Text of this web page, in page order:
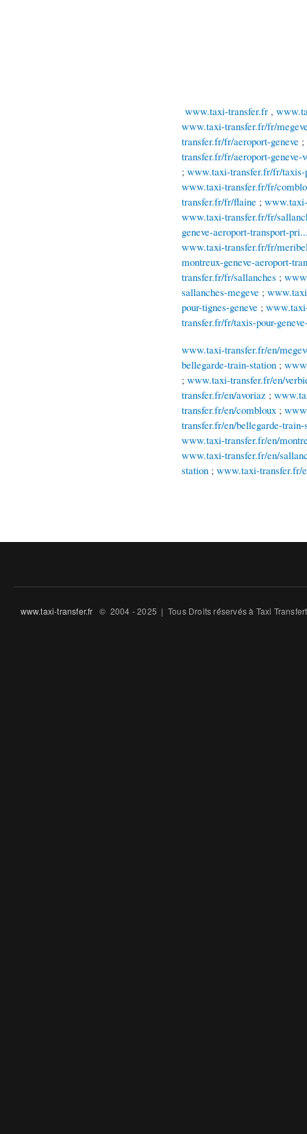
www.taxi-transfer.fr ,
www.taxi-transfer.fr/fr/
transfer.fr/fr/aeroport-geneve ;
transfer.fr/fr/aeroport-geneve-
; www.taxi-transfer.fr/fr/taxis-
www.taxi-transfer.fr/fr/
transfer.fr/fr/flaine ;
www.taxi-transfer.fr/fr/
geneve-aeroport-transport-
www.taxi-transfer.fr/fr/
montreux-geneve-aeroport-
transfer.fr/fr/sallanches ;
sallanches-megeve ;
pour-tignes-geneve ;
transfer.fr/fr/taxis-pour-
www.taxi-transfer.fr/en/
bellegarde-train-station ;
; www.taxi-transfer.fr/en/
transfer.fr/en/avoriaz ;
transfer.fr/en/combloux ;
transfer.fr/en/bellegarde-train-
www.taxi-transfer.fr/en/
www.taxi-transfer.fr/en/
station ; www.taxi-transfer.fr/
www.taxi-transfer.fr © 2004 - 2025 | Tous Droits ré́servés à Taxi